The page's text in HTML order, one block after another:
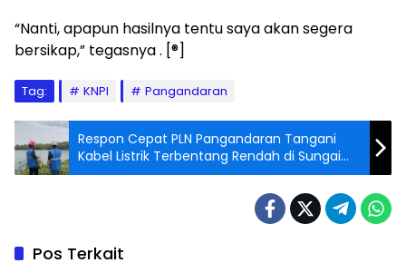
“Nanti, apapun hasilnya tentu saya akan segera
bersikap,” tegasnya . [®]
Tag: KNPI Pangandaran
Respon Cepat PLN Pangandaran Tangani
Kabel Listrik Terbentang Rendah di Sungai
Nusawiru
Pos Terkait